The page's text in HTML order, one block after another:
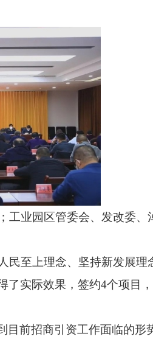
工业园区管委会、发改委、
民至上理念、坚持新发展理
实际效果，签约4个项目
目前招商引资工作面临的形